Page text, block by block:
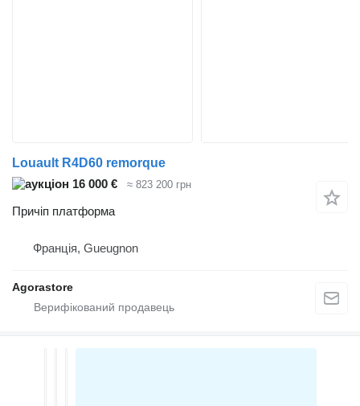
Louault R4D60 remorque
16 000 €
≈ 823 200 грн
Причіп платформа
Франція, Gueugnon
Agorastore